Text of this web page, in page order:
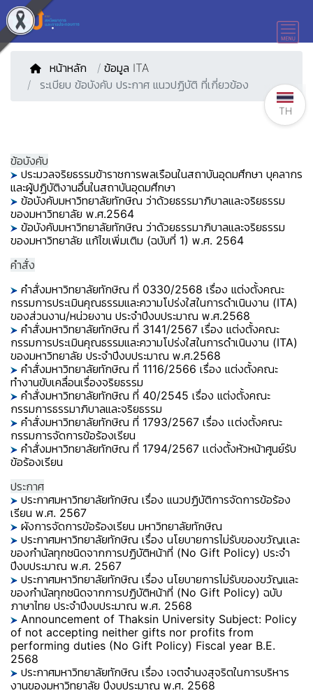
หน้าหลัก / ข้อมูล ITA
ระเบียบ ข้อบังคับ ประกาศ แนวปฏิบัติ ที่เกี่ยวข้อง
ข้อบังคับ
ประมวลจริยธรรมข้าราชการพลเรือนในสถาบันอุดมศึกษา บุคลากร
และผู้ปฏิบัติงานอื่นในสถาบันอุดมศึกษา
ข้อบังคับมหาวิทยาลัยทักษิณ ว่าด้วยธรรมาภิบาลและจริยธรรม
ของมหาวิทยาลัย พ.ศ.2564
ข้อบังคับมหาวิทยาลัยทักษิณ ว่าด้วยธรรมาภิบาลและจริยธรรม
ของมหาวิทยาลัย แก้ไขเพิ่มเติม (ฉบับที่ 1) พ.ศ. 2564
คำสั่ง
คำสั่งมหาวิทยาลัยทักษิณ ที่ 0330/2568 เรื่อง แต่งตั้งคณะ
กรรมการประเมินคุณธรรมและความโปร่งใสในการดำเนินงาน (ITA)
ของส่วนงาน/หน่วยงาน ประจำปีงบประมาณ พ.ศ.2568
คำสั่งมหาวิทยาลัยทักษิณ ที่ 3141/2567 เรื่อง แต่งตั้งคณะ
กรรมการประเมินคุณธรรมและความโปร่งใสในการดำเนินงาน (ITA)
ของมหาวิทยาลัย ประจำปีงบประมาณ พ.ศ.2568
คำสั่งมหาวิทยาลัยทักษิณ ที่ 1116/2566 เรื่อง แต่งตั้งคณะ
ทำงานขับเคลื่อนเรื่องจริยธรรม
คำสั่งมหาวิทยาลัยทักษิณ ที่ 40/2545 เรื่อง แต่งตั้งคณะ
กรรมการธรรมาภิบาลและจริยธรรม
คำสั่งมหาวิทยาลัยทักษิณ ที่ 1793/2567 เรื่อง เเต่งตั้งคณะ
กรรมการจัดการข้อร้องเรียน
คำสั่งมหาวิทยาลัยทักษิณ ที่ 1794/2567 เเต่งตั้งหัวหน้าศูนย์รับ
ข้อร้องเรียน
ประกาศ
ประกาศมหาวิทยาลัยทักษิณ เรื่อง แนวปฏิบัติการจัดการข้อร้อง
เรียน พ.ศ. 2567
ผังการจัดการขัอร้องเรียน มหาวิทยาลัยทักษิณ
ประกาศมหาวิทยาลัยทักษิณ เรื่อง นโยบายการไม่รับของขวัญเเละ
ของกำนัลทุกชนิดจากการปฏิบัติหน้าที่ (No Gift Policy) ประจำ
ปีงบประมาณ พ.ศ. 2567
ประกาศมหาวิทยาลัยทักษิณ เรื่อง นโยบายการไม่รับของขวัญและ
ของกำนัลทุกชนิดจากการปฏิบัติหน้าที่ (No Gift Policy) ฉบับ
ภาษาไทย ประจำปีงบประมาณ พ.ศ. 2568
Announcement of Thaksin University Subject: Policy
of not accepting neither gifts nor profits from
performing duties (No Gift Policy) Fiscal year B.E.
2568
ประกาศมหาวิทยาลัยทักษิณ เรื่อง เจตจำนงสุจริตในการบริหาร
งานของมหาวิทยาลัย ปีงบประมาณ พ.ศ. 2568
TH